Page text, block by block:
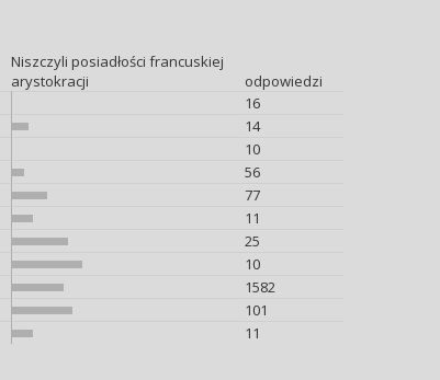
Niszczyli posiadłości francuskiej
arystokracji
odpowiedzi
16
14
10
56
77
11
25
10
1582
101
11